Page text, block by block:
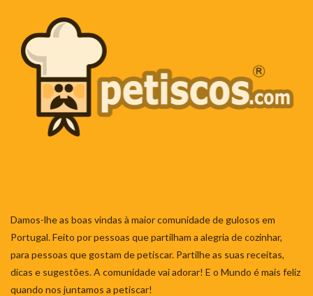
Damos-lhe as boas vindas à maior comunidade de gulosos em
Portugal. Feito por pessoas que partilham a alegria de cozinhar,
para pessoas que gostam de petiscar. Partilhe as suas receitas,
dicas e sugestões. A comunidade vai adorar! E o Mundo é mais feliz
quando nos juntamos a petiscar!